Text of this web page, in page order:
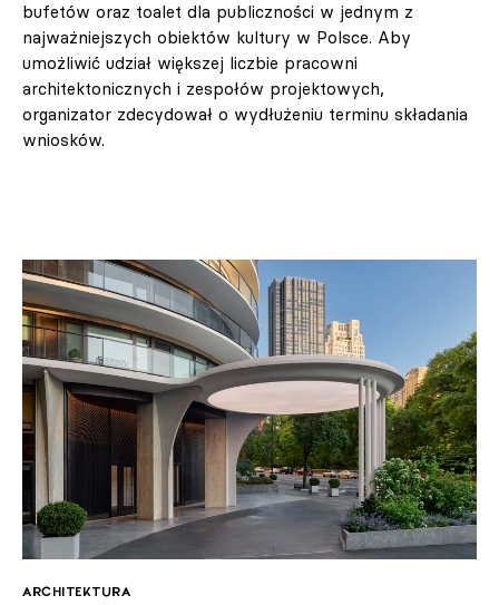
bufetów oraz toalet dla publiczności w jednym z
najważniejszych obiektów kultury w Polsce. Aby
umożliwić udział większej liczbie pracowni
architektonicznych i zespołów projektowych,
organizator zdecydował o wydłużeniu terminu składania
wniosków.
ARCHITEKTURA